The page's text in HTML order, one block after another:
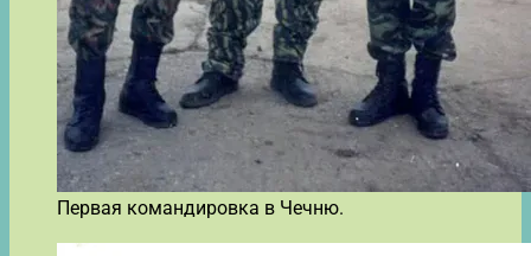
Первая командировка в Чечню.